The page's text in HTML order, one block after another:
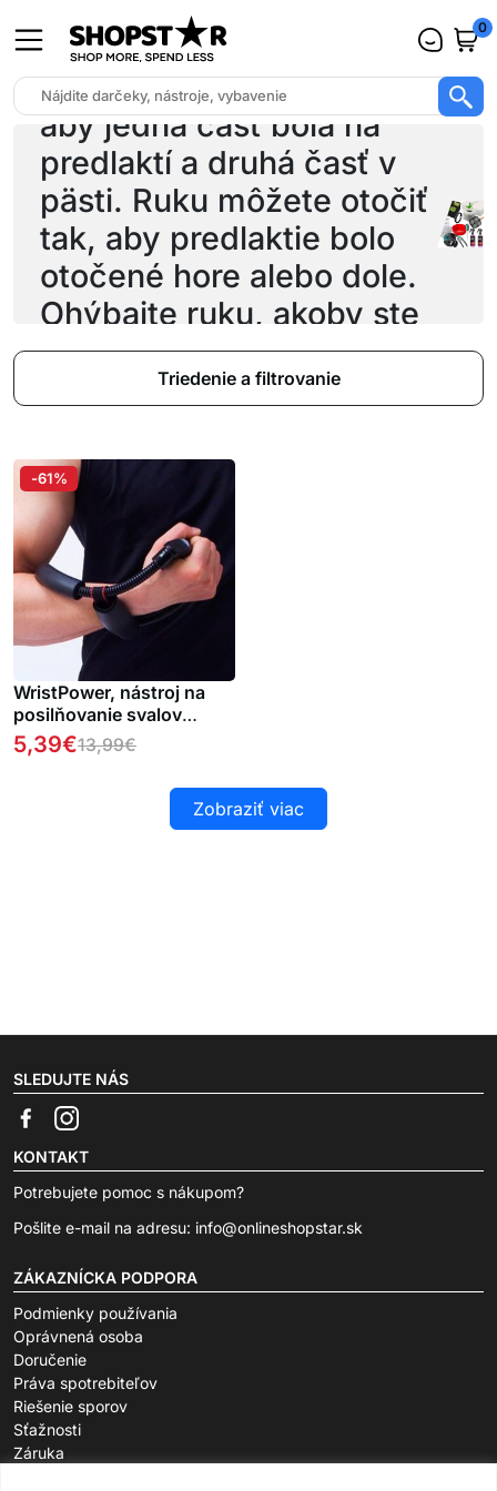
0
Umiestnite zariadenie tak,
aby jedna časť bola na
predlaktí a druhá časť v
pästi. Ruku môžete otočiť
tak, aby predlaktie bolo
otočené hore alebo dole.
Ohýbajte ruku, akoby ste
zdvíhali
Triedenie a filtrovanie
WristPower, nástroj na
posilňovanie svalov
prstov, rúk a ramien
5,39€13,99€
-61%
Zobraziť viac
SLEDUJTE NÁS
KONTAKT
Potrebujete pomoc s nákupom?
Pošlite e-mail na adresu: info@onlineshopstar.sk
ZÁKAZNÍCKA PODPORA
Podmienky používania
Oprávnená osoba
Doručenie
Práva spotrebiteľov
Riešenie sporov
Sťažnosti
Záruka